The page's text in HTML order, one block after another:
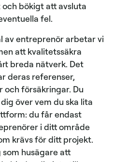
bökigt att avsluta
fel.
av entreprenör arbetar vi
att kvalitetssäkra
breda nätverk. Det
deras referenser,
och försäkringar. Du
över vem du ska lita
du får endast
i ditt område
krävs för ditt projekt.
husägare att